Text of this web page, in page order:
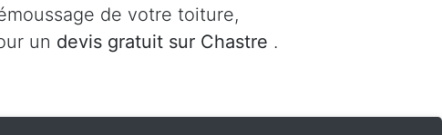
de votre toiture,
un devis gratuit sur Chastre .